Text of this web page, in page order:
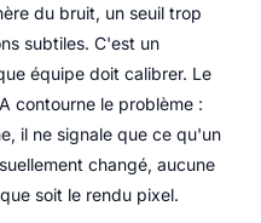
du bruit, un seuil trop
subtiles. C'est un
équipe doit calibrer. Le
contourne le problème :
il ne signale que ce qu'un
changé, aucune
soit le rendu pixel.